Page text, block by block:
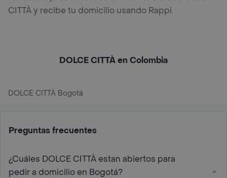
CITTÀ y recibe tu domicilio usando Rappi.
DOLCE CITTÀ en Colombia
DOLCE CITTÀ Bogotá
Preguntas frecuentes
¿Cuáles DOLCE CITTÀ estan abiertos para
pedir a domicilio en Bogotá?